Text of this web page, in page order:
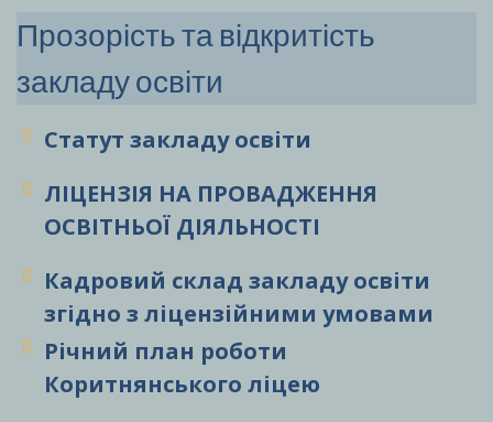
Прозорість та відкритість
закладу освіти
Статут закладу освіти
ЛІЦЕНЗІЯ НА ПРОВАДЖЕННЯ
ОСВІТНЬОЇ ДІЯЛЬНОСТІ
Кадровий склад закладу освіти
згідно з ліцензійними умовами
Річний план роботи
Коритнянського ліцею